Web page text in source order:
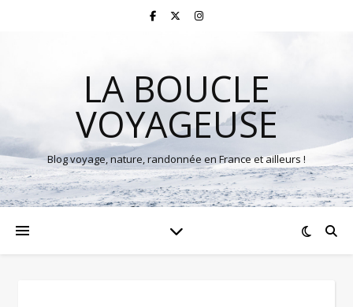
LA BOUCLE
VOYAGEUSE
Blog voyage, nature, randonnée en France et ailleurs !